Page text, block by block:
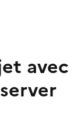
avec